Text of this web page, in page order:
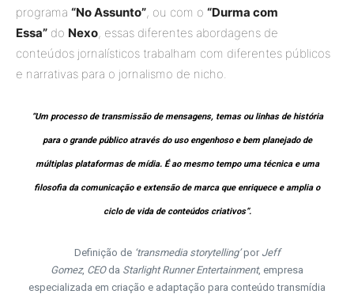
programa “No Assunto”, ou com o “Durma com
Essa” do Nexo, essas diferentes abordagens de
conteúdos jornalísticos trabalham com diferentes públicos
e narrativas para o jornalismo de nicho.
“Um processo de transmissão de mensagens, temas ou linhas de história
para o grande público através do uso engenhoso e bem planejado de
múltiplas plataformas de mídia. É ao mesmo tempo uma técnica e uma
filosofia da comunicação e extensão de marca que enriquece e amplia o
ciclo de vida de conteúdos criativos”.
Definição de ‘transmedia storytelling’por Jeff
Gomez, CEO da Starlight Runner Entertainment, empresa
especializada em criação e adaptação para conteúdo transmídia